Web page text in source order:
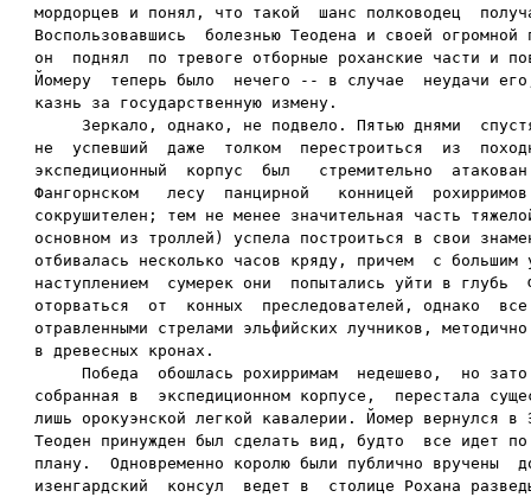
мордорцев и понял, что такой  шанс полководец
Воспользовавшись  болезнью Теодена и своей огромной
он  поднял  по тревоге отборные роханские части и
Йомеру  теперь было  нечего -- в случае  неудачи
казнь за государственную измену.
Зеркало, однако, не подвело. Пятью днями
не  успевший  даже  толком  перестроиться  из
экспедиционный  корпус  был   стремительно
Фангорнском   лесу  панцирной   конницей
сокрушителен; тем не менее значительная часть
основном из троллей) успела построиться в свои
отбивалась несколько часов кряду, причем  с
наступлением  сумерек они  попытались уйти в глубь
оторваться  от  конных  преследователей, однако
отравленными стрелами эльфийских лучников,
в древесных кронах.
Победа  обошлась рохирримам  недешево,  но
собранная в  экспедиционном корпусе,  перестала
лишь орокуэнской легкой кавалерии. Йомер вернулся
Теоден принужден был сделать вид, будто  все идет по
плану.  Одновременно королю были публично вручены
изенгардский  консул  ведет в  столице Рохана